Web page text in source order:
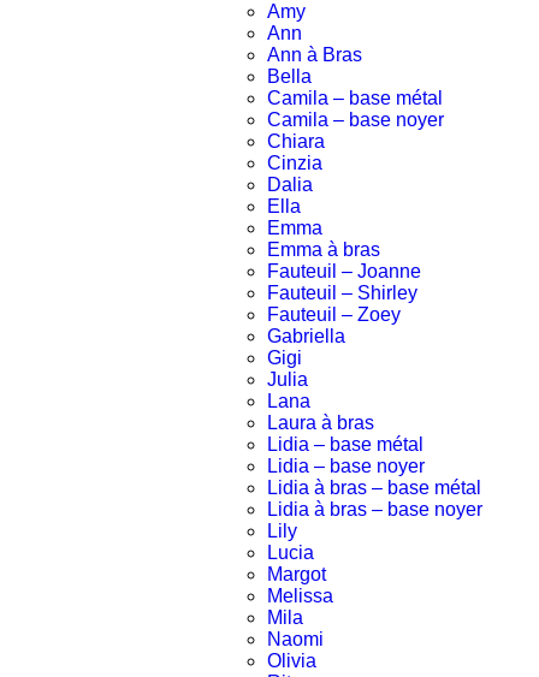
Amy
Ann
Ann à Bras
Bella
Camila – base métal
Camila – base noyer
Chiara
Cinzia
Dalia
Ella
Emma
Emma à bras
Fauteuil – Joanne
Fauteuil – Shirley
Fauteuil – Zoey
Gabriella
Gigi
Julia
Lana
Laura à bras
Lidia – base métal
Lidia – base noyer
Lidia à bras – base métal
Lidia à bras – base noyer
Lily
Lucia
Margot
Melissa
Mila
Naomi
Olivia